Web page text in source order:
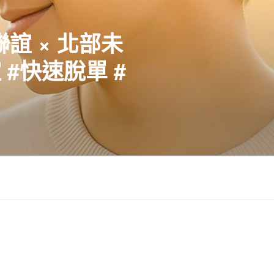
誼 × 北部未
快速脫單 #